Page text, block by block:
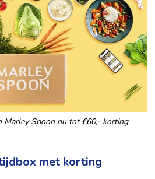
Marley Spoon nu tot €60,- korting
met korting